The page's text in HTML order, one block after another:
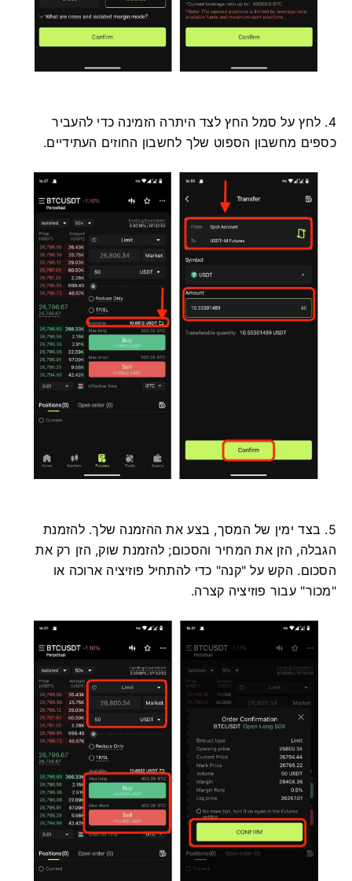
4. לחץ על סמל החץ לצד היתרה הזמינה כדי להעביר
כספים מחשבון הספוט שלך לחשבון החוזים העתידיים.
5. בצד ימין של המסך, בצע את ההזמנה שלך.
להזמנת
הגבלה, הזן את המחיר והסכום; להזמנת שוק, הזן רק את
הסכום. הקש על "קנה" כדי להתחיל פוזיציה ארוכה או
"מכור" עבור פוזיציה קצרה.